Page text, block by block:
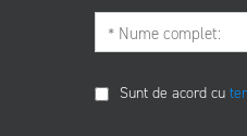
Sunt de acord cu